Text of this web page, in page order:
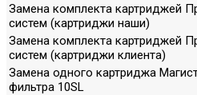
Замена комплекта картриджей
систем (картриджи наши)
Замена комплекта картриджей
систем (картриджи клиента)
Замена одного картриджа
фильтра 10SL